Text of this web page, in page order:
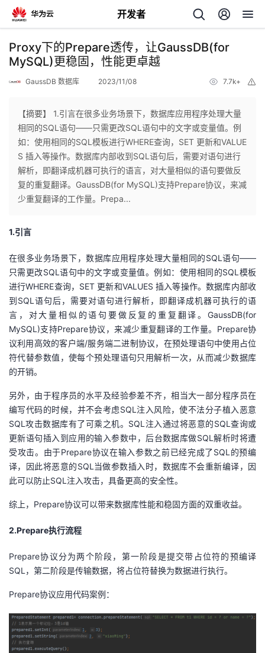
开发者
返
回
个
人
主
页
我
的
开
发
者
我
的
博
客
我
的
论
坛
我
的
圈
子
我
的
直
播
我
的
活
我
的
我
发
者
学
Programs
的
支
持
Proxy下的Prepare透传，让GaussDB(for
MySQL)更稳固，性能更卓越
GaussDB 数据库 2023/11/08 7.7k+
【摘要】 1.引言在很多业务场景下，数据库应用程序处理大量
相同的SQL语句——只需更改SQL语句中的文字或变量值。例
如：使用相同的SQL模板进行WHERE查询，SET 更新和VALUE
S 插入等操作。数据库内部收到SQL语句后，需要对语句进行
解析，即翻译成机器可执行的语言，对大量相似的语句要做反
复的重复翻译。GaussDB(for MySQL)支持Prepare协议，来减
少重复翻译的工作量。Prepa...
1.引言
在很多业务场景下，数据库应用程序处理大量相同的SQL 语句——
只需更改SQL 语句中的文字或变量值。例如：使用相同的SQL 模板
进行WHERE查询， SET 更新和VALUES插入等操作。数据库内部收
到SQL 语句后，需要对语句进行解析，即翻译成机器可执行的语
言，对大量相似的语句要做反复的重复翻译。 GaussDB(for
MySQL)支持Prepare协议，来减少重复翻译的工作量。 Prepare协
议利用高效的客户端/服务端二进制协议，在预处理语句中使用占位
符代替参数值，使每个预处理语句只用解析一次，从而减少数据库
的开销。
另外，由于程序员的水平及经验参差不齐，相当大一部分程序员在
编写代码的时候，并不会考虑SQL 注入风险，使不法分子植入恶意
SQL 攻击数据库有了可乘之机。 SQL 注入通过将恶意的SQL 查询或
更新语句插入到应用的输入参数中，后台数据库做SQL 解析时将遭
受攻击。由于Prepare协议在输入参数之前已经完成了SQL 的预编
译，因此将恶意的SQL 当做参数插入时，数据库不会重新编译，因
此可以防止SQL 注入攻击，具备更高的安全性。
综上， Prepare协议可以带来数据库性能和稳固方面的双重收益。
2.Prepare执行流程
Prepare协议分为两个阶段，第一阶段是提交带占位符的预编译
SQL ，第二阶段是传输数据，将占位符替换为数据进行执行。
Prepare协议应用代码案例：